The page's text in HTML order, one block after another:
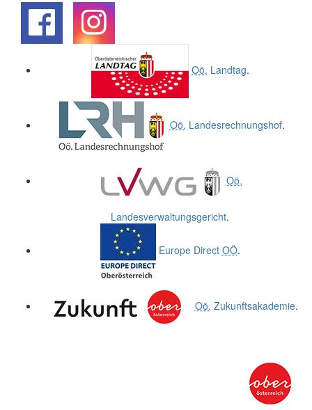
Oö. Landtag.
Oö. Landesrechnungshof.
Oö.
Landesverwaltungsgericht.
Europe Direct OÖ.
Oö. Zukunftsakademie.